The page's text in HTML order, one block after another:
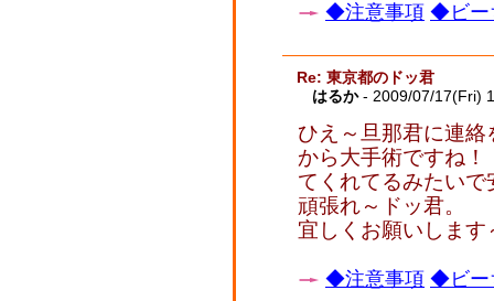
◆注意事項 ◆ビー
Re: 東京都のドッ君
はるか- 2009/07/17(Fri)
ひえ～旦那君に連
から大手術ですね
てくれてるみたい
頑張れ～ドッ君。
宜しくお願いします
◆注意事項 ◆ビー